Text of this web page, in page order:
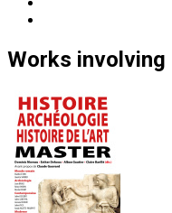
Works involving